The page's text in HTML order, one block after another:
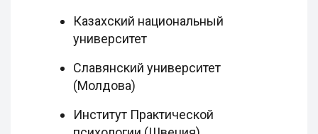
Казахский национальный
университет
Славянский университет
(Молдова)
Институт Практической